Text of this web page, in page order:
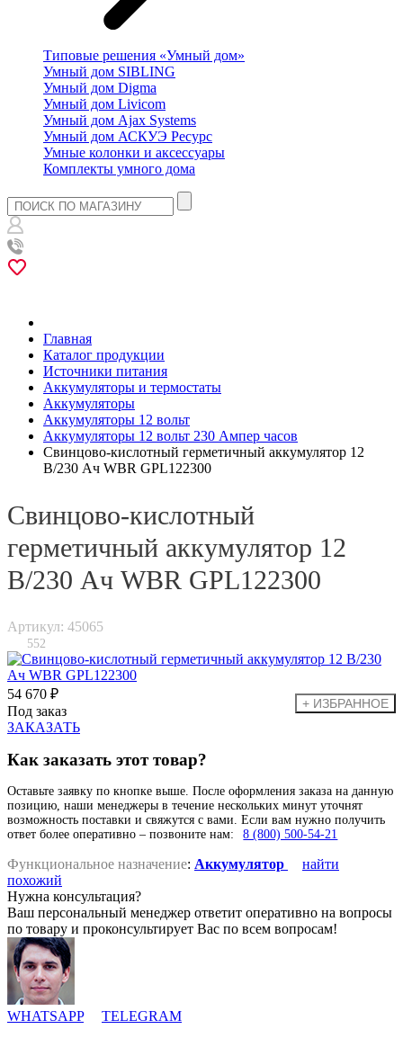
Типовые решения «Умный дом»
Умный дом SIBLING
Умный дом Digma
Умный дом Livicom
Умный дом Ajax Systems
Умный дом АСКУЭ Ресурс
Умные колонки и аксессуары
Комплекты умного дома
Главная
Каталог продукции
Источники питания
Аккумуляторы и термостаты
Аккумуляторы
Аккумуляторы 12 вольт
Аккумуляторы 12 вольт 230 Ампер часов
Свинцово-кислотный герметичный аккумулятор 12
В/230 Ач WBR GPL122300
Свинцово-кислотный
герметичный аккумулятор 12
В/230 Ач WBR GPL122300
Артикул: 45065
552
54 670 ₽
Под заказ
ЗАКАЗАТЬ
Как заказать этот товар?
Оставьте заявку по кнопке выше. После оформления заказа на данную
позицию, наши менеджеры в течение нескольких минут уточнят
возможность поставки и свяжутся с вами. Если вам нужно получить
ответ более оперативно – позвоните нам:
8 (800) 500-54-21
Функциональное назначение: Аккумулятор
найти
похожий
Нужна консультация?
Ваш персональный менеджер ответит оперативно на вопросы
по товару и проконсультирует Вас по всем вопросам!
WHATSAPP TELEGRAM